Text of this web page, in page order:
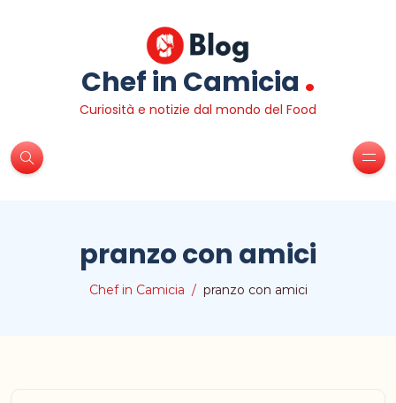
Chef in Camicia .
Curiosità e notizie dal mondo del Food
pranzo con amici
Chef in Camicia pranzo con amici